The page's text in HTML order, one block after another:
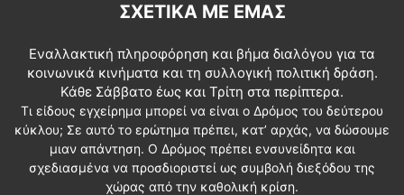
ΣΧΕΤΙΚΆ ΜΕ ΕΜΆΣ
Εναλλακτική πληροφόρηση και βήμα διαλόγου για τα
κοινωνικά κινήματα και τη συλλογική πολιτική δράση.
Κάθε Σάββατο έως και Τρίτη στα περίπτερα.
Τι είδους εγχείρημα μπορεί να είναι ο Δρόμος του δεύτερου
κύκλου; Σε αυτό το ερώτημα πρέπει, κατ’ αρχάς, να δώσουμε
μιαν απάντηση. Ο Δρόμος πρέπει ενσυνείδητα και
σχεδιασμένα να προσδιοριστεί ως συμβολή διεξόδου της
χώρας από την καθολική κρίση.